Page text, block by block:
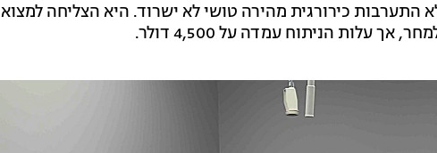
התערבות כירורגית מהירה טושי לא ישרוד. היא הצליחה למצוא
עלות הניתוח עמדה על 4,500 דולר.